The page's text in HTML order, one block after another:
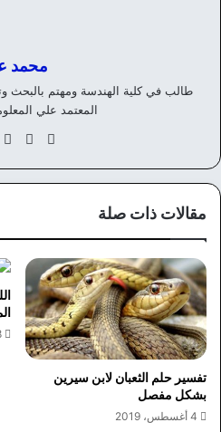
محمد
طالب في كلية الهندسة ومهتم بالبحث
المعتمد علي
موق
الوي
في
مقالات ذات صلة
تفسير حلم الثعبان لابن سيرين
بشكل مفصل
4 أغسطس، 2019
8